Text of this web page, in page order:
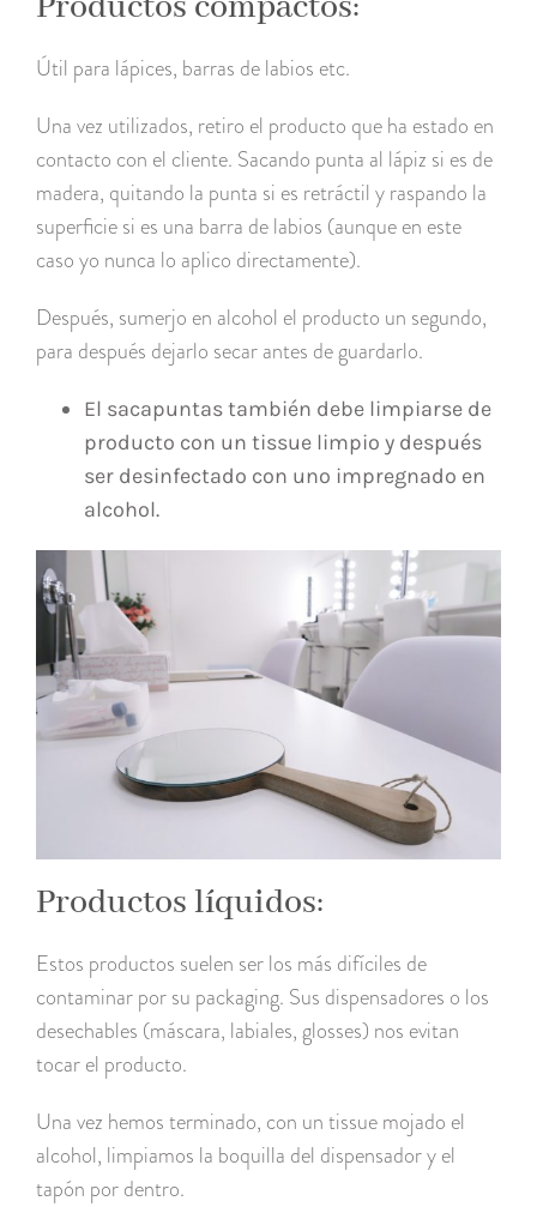
Útil para lápices, barras de labios etc.
Una vez utilizados, retiro el producto que ha estado en
contacto con el cliente. Sacando punta al lápiz si es de
madera, quitando la punta si es retráctil y raspando la
superficie si es una barra de labios (aunque en este
caso yo nunca lo aplico directamente).
Después, sumerjo en alcohol el producto un segundo,
para después dejarlo secar antes de guardarlo.
El sacapuntas también debe limpiarse de
producto con un tissue limpio y después
ser desinfectado con uno impregnado en
alcohol.
Productos líquidos:
Estos productos suelen ser los más difíciles de
contaminar por su packaging. Sus dispensadores o los
desechables (máscara, labiales, glosses) nos evitan
tocar el producto.
Una vez hemos terminado, con un tissue mojado el
alcohol, limpiamos la boquilla del dispensador y el
tapón por dentro.